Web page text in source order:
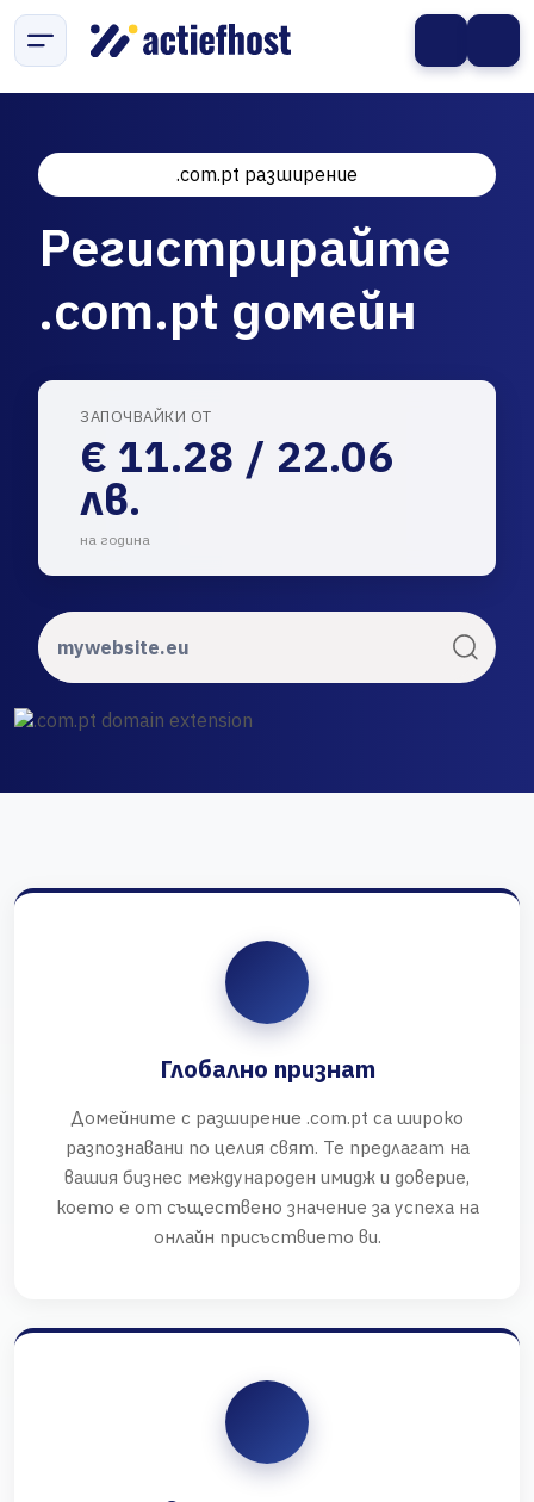
.com.pt разширение
Регистрирайте
.com.pt домейн
ЗАПОЧВАЙКИ ОТ
€ 11.28 / 22.06
лв.
на година
Глобално признат
Домейните с разширение .com.pt са широко
разпознавани по целия свят. Те предлагат на
вашия бизнес международен имидж и доверие,
което е от съществено значение за успеха на
онлайн присъствието ви.